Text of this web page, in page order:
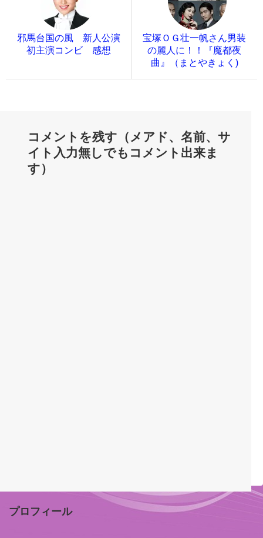
邪馬台国の風 新人公演
初主演コンビ 感想
宝塚ＯＧ壮一帆さん男装
の麗人に！！『魔都夜
曲』（まとやきょく)
コメントを残す（メアド、名前、サ
イト入力無しでもコメント出来ま
す）
プロフィール